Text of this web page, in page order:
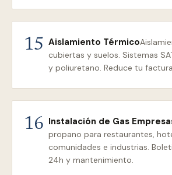
15 Aislamiento Térmico
cubiertas y suelos. Sistemas
y poliuretano. Reduce tu
16 Instalación de Gas
propano para restaurantes,
comunidades e industrias.
24h y mantenimiento.